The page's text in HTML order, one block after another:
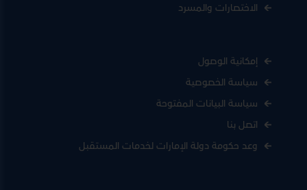
الاختصارات والمسرد
إمكانية الوصول
سياسة الخصوصية
سياسة البيانات المفتوحة
اتصل بنا
وعد حكومة دولة الإمارات لخدمات المستقبل